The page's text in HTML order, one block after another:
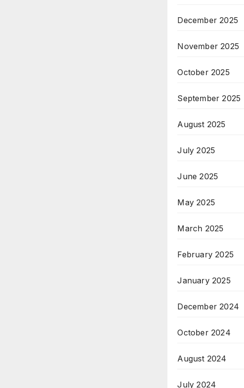
December 2025
November 2025
October 2025
September 2025
August 2025
July 2025
June 2025
May 2025
March 2025
February 2025
January 2025
December 2024
October 2024
August 2024
July 2024